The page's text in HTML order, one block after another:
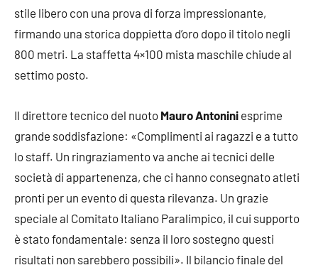
stile libero con una prova di forza impressionante,
firmando una storica doppietta d’oro dopo il titolo negli
800 metri. La staffetta 4×100 mista maschile chiude al
settimo posto.
Il direttore tecnico del nuoto Mauro Antonini esprime
grande soddisfazione: «Complimenti ai ragazzi e a tutto
lo staff. Un ringraziamento va anche ai tecnici delle
società di appartenenza, che ci hanno consegnato atleti
pronti per un evento di questa rilevanza. Un grazie
speciale al Comitato Italiano Paralimpico, il cui supporto
è stato fondamentale: senza il loro sostegno questi
risultati non sarebbero possibili». Il bilancio finale del